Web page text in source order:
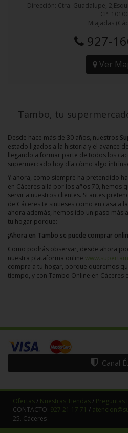
Dirección: Ctra. Guadalupe,
CP:
Miajadas
927-
Ver
Tambo, tu
Desde hace más de 30 años, nuestros
estado ligados a la historia y el avance
llegando a formar parte de todos los
supermercado hoy día cómo algo
Y ahora, como siempre ha pretendido
en Cáceres allá por los años 70, hemos
servir a nuestros clientes. Si antes
de Cáceres te sintieses como en casa a
ahora además, hemos ido un paso más
tu hogar porque:
¡Ahora en Tambo se puede comprar
Como podrás observar, desde ahora
nuestra plataforma online
compra a tu hogar, porque queremos
tiempo, y con Tambo Online en Cáceres
Canal
Ofertas/ Nuestras Tiendas/ Preguntas
CONTACTO: 927 21 17 71 /
25. Cáceres